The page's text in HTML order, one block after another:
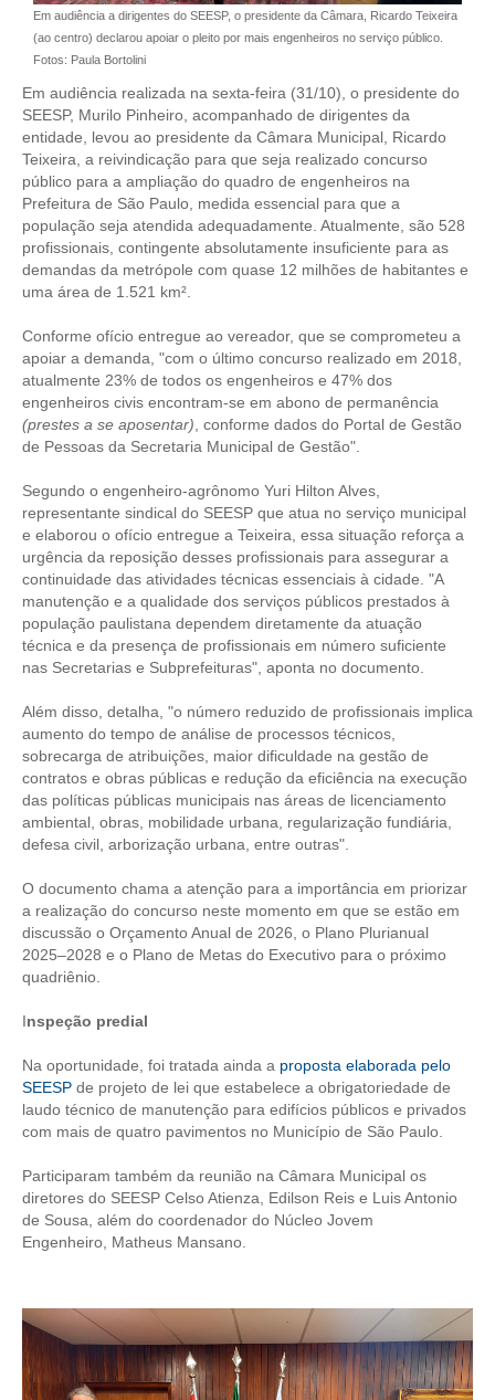
CONTRIBUIÇÃO ASSOCIATIVA OU ANUIDADE DE SÓCIO
CONTRIBUIÇÃO SINDICAL URBANA
REVISÃO DE APOSENTADORIA
FGTS EXPURGOS
FGTS CORREÇÃO
LEGISLAÇÃO
LEI 5.194/1966 – REGULAMENTAÇÃO DA PROFISSÃO
LEI 6.496/1977 – ART
RES 1.002/2002 – CÓDIGO DE ÉTICA
HOMOLOGAÇÕES
PISO SALARIAL
FIQUE POR DENTRO
OPORTUNIDADES
APRESENTAÇÃO
EMPREGO E ESTÁGIO
CARREIRA
AUTÔNOMOS E SERVIÇOS
GUIA DAS ENGENHARIAS
CONTATO
SEESP EDUCAÇÃO
PLATAFORMAS GRATUITAS
BENEFÍCIOS
APOSENTADORIA
PLANO DE SAÚDE
SEESPPREV
Em audiência a dirigentes do SEESP, o presidente da Câmara, Ricardo Teixeira
(ao centro) declarou apoiar o pleito por mais engenheiros no serviço público.
Fotos: Paula Bortolini
Em audiência realizada na sexta-feira (31/10), o presidente do
SEESP, Murilo Pinheiro, acompanhado de dirigentes da
entidade, levou ao presidente da Câmara Municipal, Ricardo
Teixeira, a reivindicação para que seja realizado concurso
público para a ampliação do quadro de engenheiros na
Prefeitura de São Paulo, medida essencial para que a
população seja atendida adequadamente. Atualmente, são 528
profissionais, contingente absolutamente insuficiente para as
demandas da metrópole com quase 12 milhões de habitantes e
uma área de 1.521 km².
Conforme ofício entregue ao vereador, que se comprometeu a
apoiar a demanda, "com o último concurso realizado em 2018,
atualmente 23% de todos os engenheiros e 47% dos
engenheiros civis encontram-se em abono de permanência
(prestes a se aposentar), conforme dados do Portal de Gestão
de Pessoas da Secretaria Municipal de Gestão".
Segundo o engenheiro-agrônomo Yuri Hilton Alves,
representante sindical do SEESP que atua no serviço municipal
e elaborou o ofício entregue a Teixeira, essa situação reforça a
urgência da reposição desses profissionais para assegurar a
continuidade das atividades técnicas essenciais à cidade. "A
manutenção e a qualidade dos serviços públicos prestados à
população paulistana dependem diretamente da atuação
técnica e da presença de profissionais em número suficiente
nas Secretarias e Subprefeituras", aponta no documento.
Além disso, detalha, "o número reduzido de profissionais implica
aumento do tempo de análise de processos técnicos,
sobrecarga de atribuições, maior dificuldade na gestão de
contratos e obras públicas e redução da eficiência na execução
das políticas públicas municipais nas áreas de licenciamento
ambiental, obras, mobilidade urbana, regularização fundiária,
defesa civil, arborização urbana, entre outras".
O documento chama a atenção para a importância em priorizar
a realização do concurso neste momento em que se estão em
discussão o Orçamento Anual de 2026, o Plano Plurianual
2025–2028 e o Plano de Metas do Executivo para o próximo
quadriênio.
Inspeção predial
Na oportunidade, foi tratada ainda a proposta elaborada pelo
SEESP de projeto de lei que estabelece a obrigatoriedade de
laudo técnico de manutenção para edifícios públicos e privados
com mais de quatro pavimentos no Município de São Paulo.
Participaram também da reunião na Câmara Municipal os
diretores do SEESP Celso Atienza, Edilson Reis e Luis Antonio
de Sousa, além do coordenador do Núcleo Jovem
Engenheiro, Matheus Mansano.